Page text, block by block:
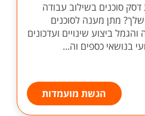
סוכנים בשילוב עבודה
מתן מענה לסוכנים
ביצוע שינויים ועדכונים
בנושאי כספים וה...
הגשת מועמדות